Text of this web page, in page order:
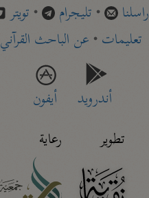
راسلنا • تليجرام • تويتر
تعليمات• عن الباحث القرآني
أندرويد
أيفون
تطوير
رعاية